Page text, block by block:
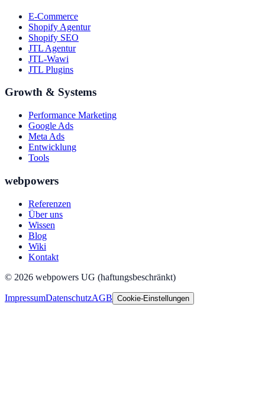
E-Commerce
Shopify Agentur
Shopify SEO
JTL Agentur
JTL-Wawi
JTL Plugins
Growth & Systems
Performance Marketing
Google Ads
Meta Ads
Entwicklung
Tools
webpowers
Referenzen
Über uns
Wissen
Blog
Wiki
Kontakt
© 2026 webpowers UG (haftungsbeschränkt)
ImpressumDatenschutzAGB Cookie-Einstellungen